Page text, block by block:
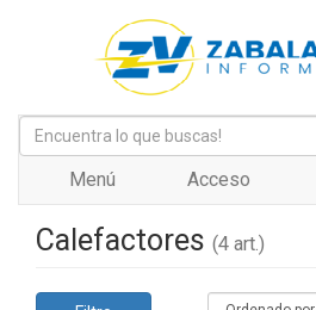
Menú Acceso
Calefactores (4 art.)